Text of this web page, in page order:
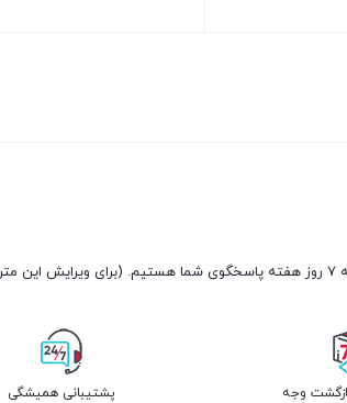
پشتیبانی همیشگی